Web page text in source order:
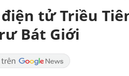
tử Triều
Bát Giới